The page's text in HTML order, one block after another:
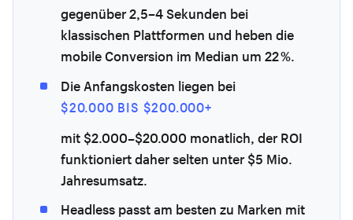
gegenüber 2,5–4 Sekunden bei
klassischen Plattformen und heben die
mobile Conversion im Median um 22 %.
Die Anfangskosten liegen bei
$20.000 BIS $200.000+
mit $2.000–$20.000 monatlich, der ROI
funktioniert daher selten unter $5 Mio.
Jahresumsatz.
Headless passt am besten zu Marken mit